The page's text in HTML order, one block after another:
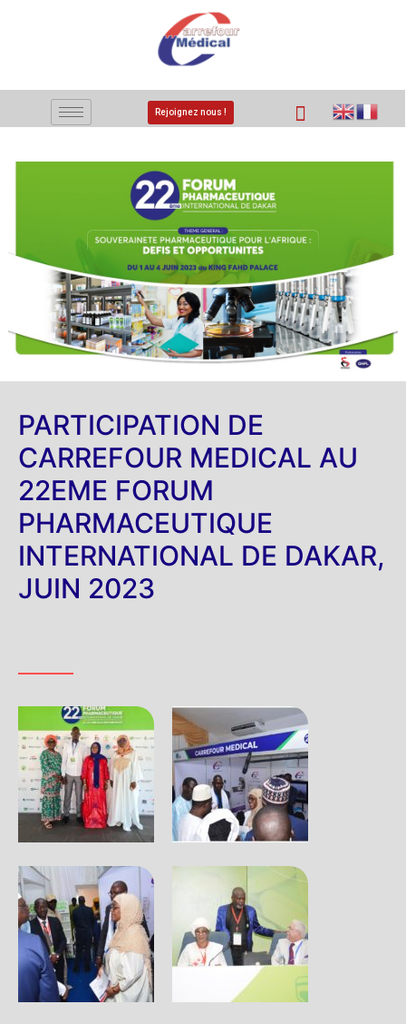
Rejoignez nous !
PARTICIPATION DE
CARREFOUR MEDICAL AU
22EME FORUM
PHARMACEUTIQUE
INTERNATIONAL DE DAKAR,
JUIN 2023